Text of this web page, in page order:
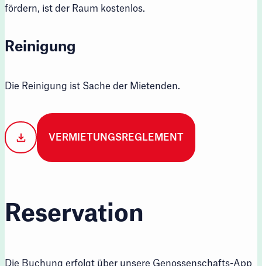
fördern, ist der Raum kostenlos.
Reinigung
Die Reinigung ist Sache der Mietenden.
VERMIETUNGSREGLEMENT
Reservation
Die Buchung erfolgt über unsere Genossenschafts-App